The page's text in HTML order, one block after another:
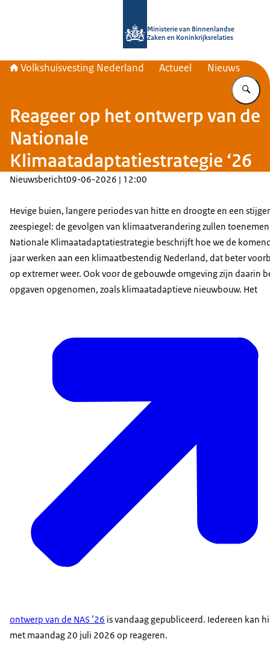
Ministerie van Binnenlandse
Zaken en Koninkrijksrelaties
Volkshuisvesting Nederland Actueel Nieuws
Reageer op het ontwerp van de
Nationale
Klimaatadaptatiestrategie ‘26
Nieuwsbericht09-06-2026 | 12:00
Hevige buien, langere periodes van hitte en droogte en een
zeespiegel: de gevolgen van klimaatverandering zullen
Nationale Klimaatadaptatiestrategie beschrijft hoe we de
jaar werken aan een klimaatbestendig Nederland, dat beter
op extremer weer. Ook voor de gebouwde omgeving zijn daarin
opgaven opgenomen, zoals klimaatadaptieve nieuwbouw. Het
ontwerp van de NAS ’26 is vandaag gepubliceerd. Iedereen kan
met maandag 20 juli 2026 op reageren.